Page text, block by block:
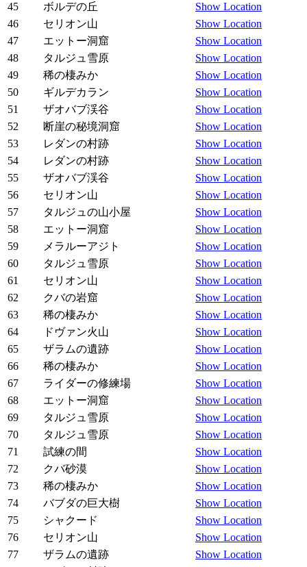
45
ボルデの丘
Show Location
46
セリオン山
Show Location
47
エットー洞窟
Show Location
48
タルジュ雪原
Show Location
49
稀の棲みか
Show Location
50
ギルデカラン
Show Location
51
ザオバブ渓谷
Show Location
52
断崖の秘境洞窟
Show Location
53
レダンの村跡
Show Location
54
レダンの村跡
Show Location
55
ザオバブ渓谷
Show Location
56
セリオン山
Show Location
57
タルジュの山小屋
Show Location
58
エットー洞窟
Show Location
59
メラルーアジト
Show Location
60
タルジュ雪原
Show Location
61
セリオン山
Show Location
62
クバの岩窟
Show Location
63
稀の棲みか
Show Location
64
ドヴァン火山
Show Location
65
ザラムの遺跡
Show Location
66
稀の棲みか
Show Location
67
ライダーの修練場
Show Location
68
エットー洞窟
Show Location
69
タルジュ雪原
Show Location
70
タルジュ雪原
Show Location
71
試練の間
Show Location
72
クバ砂漠
Show Location
73
稀の棲みか
Show Location
74
バブダの巨大樹
Show Location
75
シャクード
Show Location
76
セリオン山
Show Location
77
ザラムの遺跡
Show Location